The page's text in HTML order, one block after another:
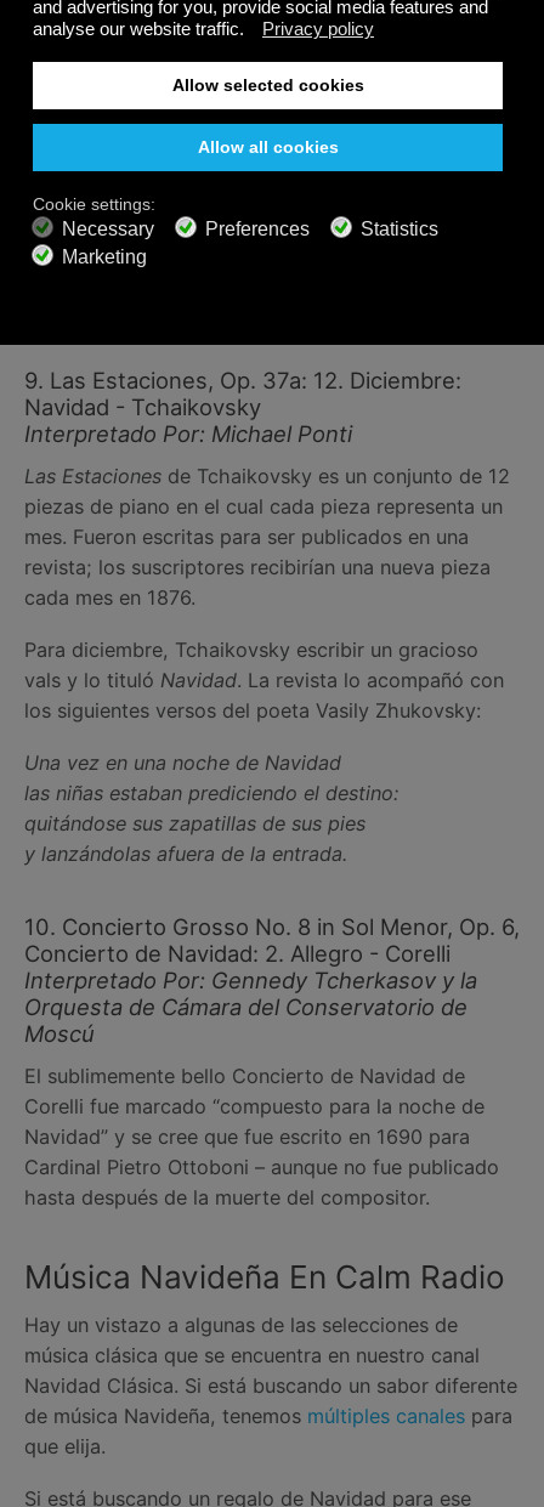
8. Venid, Adoremos
Interpretado Por: Nathaniel Rosen, Alexander
Romanul, Arturo Delmoni y Katherine Murdock
Aunque la autoría exacta es con frecuencia
de los himnos Navideños mejor conocidos alrededor
del mundo. El texto ha sido vinculado a todos desde
9. Las Estaciones, Op. 37a: 12. Diciembre:
Navidad - Tchaikovsky
Interpretado Por: Michael Ponti
Las Estaciones de Tchaikovsky es un conjunto de 12
piezas de piano en el cual cada pieza representa un
mes. Fueron escritas para ser publicados en una
revista; los suscriptores recibirían una nueva pieza
cada mes en 1876.
Para diciembre, Tchaikovsky escribir un gracioso
vals y lo tituló Navidad. La revista lo acompañó con
los siguientes versos del poeta Vasily Zhukovsky:
Una vez en una noche de Navidad
las niñas estaban prediciendo el destino:
quitándose sus zapatillas de sus pies
y lanzándolas afuera de la entrada.
10. Concierto Grosso No. 8 in Sol Menor, Op. 6,
Concierto de Navidad: 2. Allegro - Corelli
Interpretado Por: Gennedy Tcherkasov y la
Orquesta de Cámara del Conservatorio de
Moscú
El sublimemente bello Concierto de Navidad de
Corelli fue marcado “compuesto para la noche de
Navidad” y se cree que fue escrito en 1690 para
Cardinal Pietro Ottoboni – aunque no fue publicado
hasta después de la muerte del compositor.
Música Navideña En Calm Radio
Hay un vistazo a algunas de las selecciones de
música clásica que se encuentra en nuestro canal
Navidad Clásica. Si está buscando un sabor diferente
de música Navideña, tenemos múltiples canales para
que elija.
Si está buscando un regalo de Navidad para ese